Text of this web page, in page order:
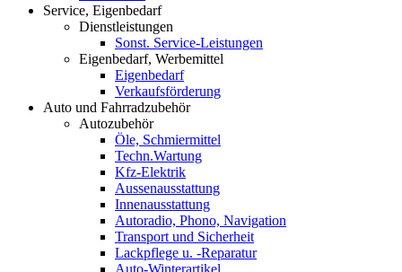
Service, Eigenbedarf
Dienstleistungen
Sonst. Service-Leistungen
Eigenbedarf, Werbemittel
Eigenbedarf
Verkaufsförderung
Auto und Fahrradzubehör
Autozubehör
Öle, Schmiermittel
Techn.Wartung
Kfz-Elektrik
Aussenausstattung
Innenausstattung
Autoradio, Phono, Navigation
Transport und Sicherheit
Lackpflege u. -Reparatur
Auto-Winterartikel